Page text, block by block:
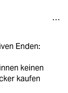
Enden:
keinen
kaufen